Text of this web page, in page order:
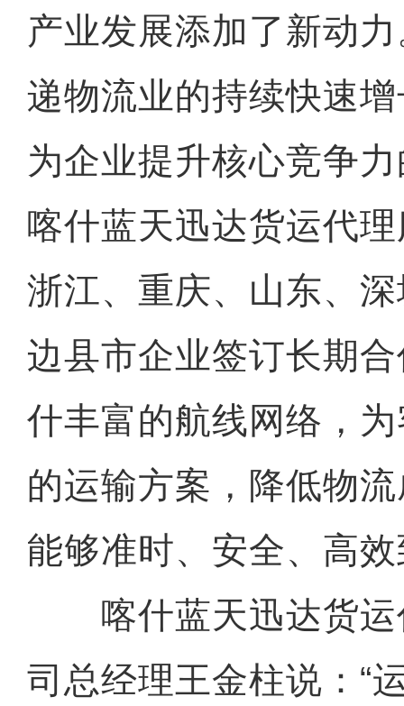
产业发展添加了新动
递物流业的持续快速
为企业提升核心竞争
喀什蓝天迅达货运代
浙江、重庆、山东、
边县市企业签订长期
什丰富的航线网络，
的运输方案，降低物
能够准时、安全、高
喀什蓝天迅达货运
司总经理王金柱说：“